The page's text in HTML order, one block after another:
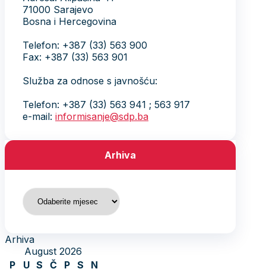
71000 Sarajevo
Bosna i Hercegovina
Telefon: +387 (33) 563 900
Fax: +387 (33) 563 901
Služba za odnose s javnošću:
Telefon: +387 (33) 563 941 ; 563 917
e-mail: informisanje@sdp.ba
Arhiva
Arhiva
Arhiva
August 2026
P
U S Č P S
N